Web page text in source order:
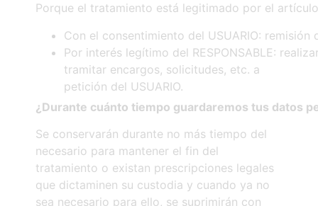
Porque el tratamiento está legitimado por el
Con el consentimiento del USUARIO:
Por interés legítimo del RESPONSABLE:
tramitar encargos, solicitudes, etc. a
petición del USUARIO.
¿Durante cuánto tiempo guardaremos tus datos
Se conservarán durante no más tiempo del
necesario para mantener el fin del
tratamiento o existan prescripciones legales
que dictaminen su custodia y cuando ya no
sea necesario para ello, se suprimirán con